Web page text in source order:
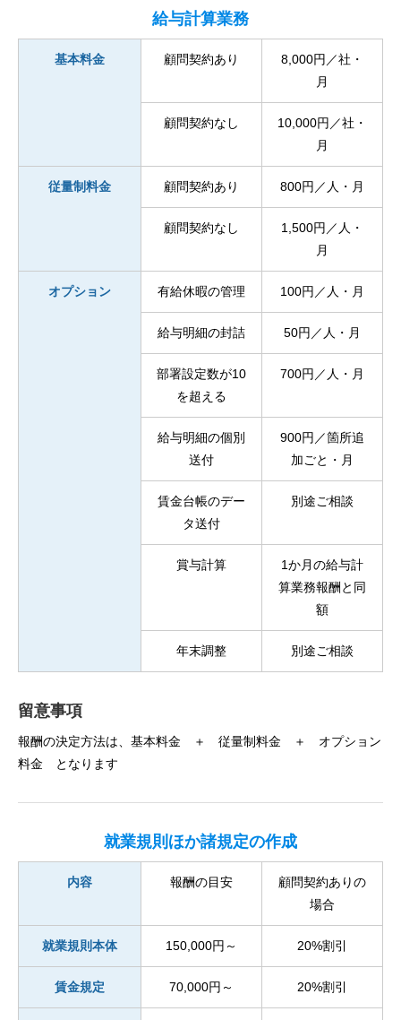
給与計算業務
基本料金 顧問契約あり
8,000円／社・
月
顧問契約なし
10,000円／社・
月
従量制料金 顧問契約あり 800円／人・月
顧問契約なし
1,500円／人・
月
オプション 有給休暇の管理 100円／人・月
給与明細の封詰 50円／人・月
部署設定数が10
を超える
700円／人・月
給与明細の個別
送付
900円／箇所追
加ごと・月
賃金台帳のデー
タ送付
別途ご相談
賞与計算
1か月の給与計
算業務報酬と同
額
年末調整 別途ご相談
留意事項
報酬の決定方法は、基本料金 ＋ 従量制料金 ＋ オプション
料金 となります
就業規則ほか諸規定の作成
内容 報酬の目安
顧問契約ありの
場合
就業規則本体 150,000円～ 20%割引
賃金規定 70,000円～ 20%割引